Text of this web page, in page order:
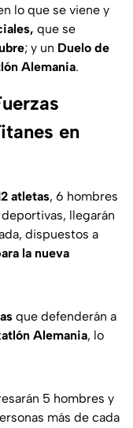
lo que se viene y
que se
; y un Duelo de
Alemania.
en
atletas, 6 hombres
llegarán
dispuestos a
la nueva
que defenderán a
Alemania, lo
5 hombres y
más de cada